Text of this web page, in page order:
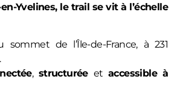
Yvelines, le trail se vit à l’échelle
sommet de l’Île-de-France, à 231
, structuréeet accessible à